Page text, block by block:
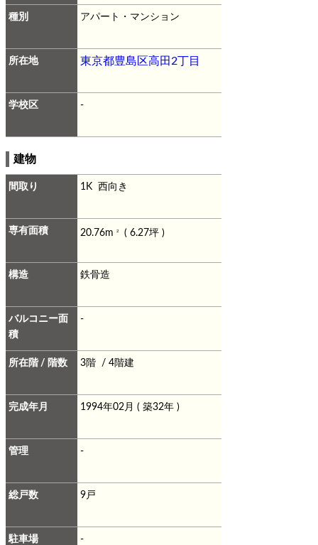
種別 アパート・マンション
所在地 東京都豊島区高田2丁目
学校区 -
建物
間取り 1K 西向き
専有面積 20.76m2 ( 6.27坪 )
構造 鉄骨造
バルコニー面
積
-
所在階 / 階数 3階 / 4階建
完成年月 1994年02月 ( 築32年 )
管理 -
総戸数 9戸
駐車場 -